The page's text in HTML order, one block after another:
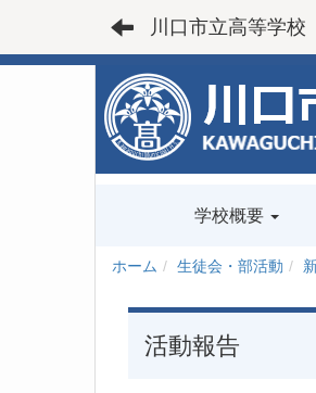
川口市立高等学校
学校概要
ホーム 生徒会・部活動
活動報告